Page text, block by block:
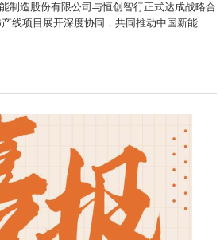
研发到产业应用的关键链路，构建协同发展的
，双方将聚焦智能装备的核心需求，在技术研
制造技术创新、产业链资源整合等方向发力，
续深化合作内涵，拓展合作领域，加快技术
产业向高端化、智能化转型。未来更将携手拓
全球竞争，为中国智造在全球新能源产业中占
制造股份有限公司与恒创智行正式达成战略合
线项目展开深度协同，共同推动中国新能源
域的技术突破与全球化布局。此次合作标志着
实现从“技术追赶”到“生态共建”的关键跨
军” 恒创智行是一家专注于车辆电控制动
制系统领域的深厚积累，聚焦EMB技术的产
联动。同时，也是EMB产业化应用领先企
成化、智能化特性，响应速度、制动精度及
统。 新能源汽车与自动驾驶的“安全基
Brake）系统通过电机直驱替代传统液压制
90毫秒以内，同时具备轻量化、低维护成本及
级以上自动驾驶的核心执行部件，EMB技术
标准解决方案。据行业分析，2023年全球